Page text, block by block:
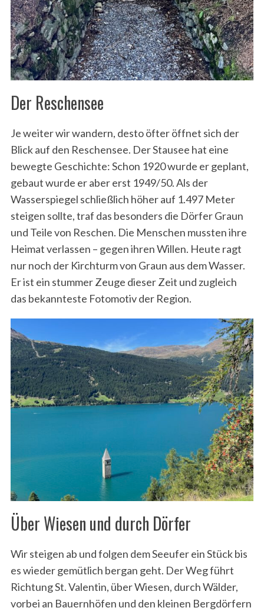
Der Reschensee
Je weiter wir wandern, desto öfter öffnet sich der
Blick auf den Reschensee. Der Stausee hat eine
bewegte Geschichte: Schon 1920 wurde er geplant,
gebaut wurde er aber erst 1949/50. Als der
Wasserspiegel schließlich höher auf 1.497 Meter
steigen sollte, traf das besonders die Dörfer Graun
und Teile von Reschen. Die Menschen mussten ihre
Heimat verlassen – gegen ihren Willen. Heute ragt
nur noch der Kirchturm von Graun aus dem Wasser.
Er ist ein stummer Zeuge dieser Zeit und zugleich
das bekannteste Fotomotiv der Region.
Über Wiesen und durch Dörfer
Wir steigen ab und folgen dem Seeufer ein Stück bis
es wieder gemütlich bergan geht. Der Weg führt
Richtung St. Valentin, über Wiesen, durch Wälder,
vorbei an Bauernhöfen und den kleinen Bergdörfern